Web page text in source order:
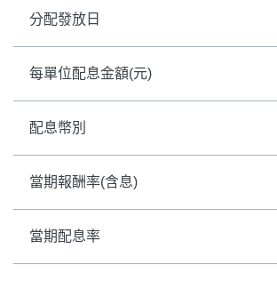
分配發放日
每單位配息金額(元)
配息幣別
當期報酬率(含息)
當期配息率